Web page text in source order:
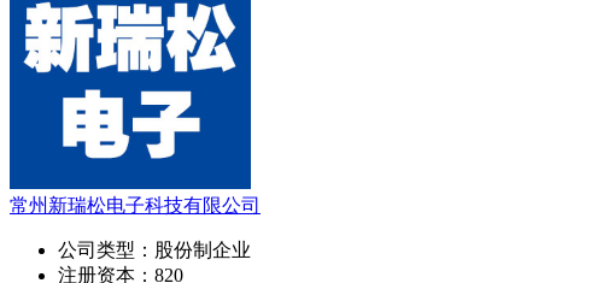
常州新瑞松电子科技有限公司
公司类型： 股份制企业
注册资本： 820